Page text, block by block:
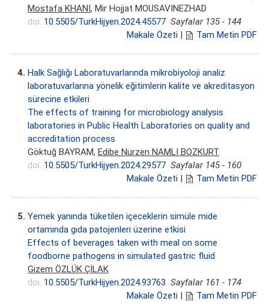
Mostafa KHANI, Mir Hojjat MOUSAVINEZHAD
doi: 10.5505/TurkHijyen.2024.45577 Sayfalar 135 - 144
Makale Özeti | Tam Metin PDF
4. Halk Sağlığı Laboratuvarlarında mikrobiyoloji analiz
laboratuvarlarına yönelik eğitimlerin kalite ve akreditasyon
sürecine etkileri
The effects of training for microbiology analysis
laboratories in Public Health Laboratories on quality and
accreditation process
Göktuğ BAYRAM, Edibe Nurzen NAMLI BOZKURT
doi: 10.5505/TurkHijyen.2024.29577 Sayfalar 145 - 160
Makale Özeti | Tam Metin PDF
5. Yemek yanında tüketilen içeceklerin simüle mide
ortamında gıda patojenleri üzerine etkisi
Effects of beverages taken with meal on some
foodborne pathogens in simulated gastric fluid
Gizem ÖZLÜK ÇİLAK
doi: 10.5505/TurkHijyen.2024.93763 Sayfalar 161 - 174
Makale Özeti | Tam Metin PDF